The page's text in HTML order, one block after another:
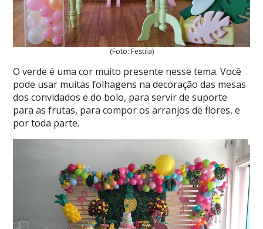
(Foto: Festila)
O verde é uma cor muito presente nesse tema. Você
pode usar muitas folhagens na decoração das mesas
dos convidados e do bolo, para servir de suporte
para as frutas, para compor os arranjos de flores, e
por toda parte.